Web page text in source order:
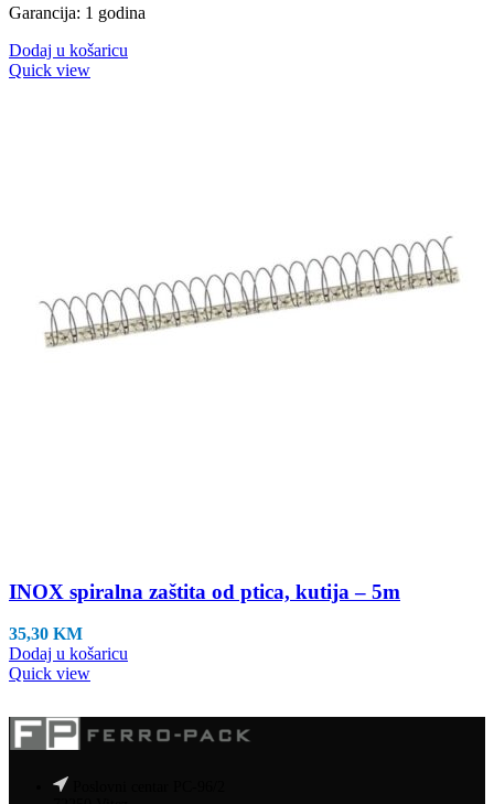
Garancija: 1 godina
Dodaj u košaricu
Quick view
INOX spiralna zaštita od ptica, kutija – 5m
35,30 KM
Dodaj u košaricu
Quick view